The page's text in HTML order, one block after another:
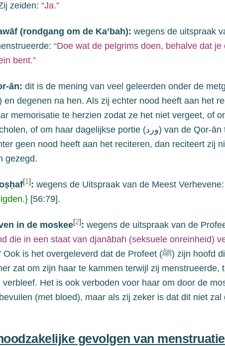
zeiden: “Ja.”
(rondgang om de Ka’bah): wegens de uitspraak
“Doe wat de pelgrims doen, behalve dat je
bent.”
ān: dit is de mening van veel geleerden onder de
en degenen na hen. Als zij echter nood heeft aan het
memorisatie te herzien zodat ze het niet vergeet, of
, of om haar dagelijkse portie (ورد) van de Qor-ān
geen nood heeft aan het reciteren, dan reciteert zij
gezegd.
[1]: wegens de Uitspraak van de Meest Verhevene:
} [56:79].
in de moskee[2]: wegens de uitspraak van de
die in een staat van djanābah (seksuele onreinheid)
Ook is het overgeleverd dat de Profeet (ﷺ) zijn hoofd
zat om zijn haar te kammen terwijl zij menstrueerde,
verbleef. Het is ook verboden voor haar om door de
(met bloed), maar als zij zeker is dat dit niet zal
gevolgen van menstruatie